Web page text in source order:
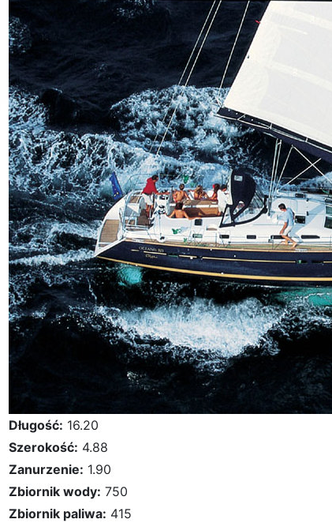
Długość: 16.20
Szerokość: 4.88
Zanurzenie: 1.90
Zbiornik wody: 750
Zbiornik paliwa: 415